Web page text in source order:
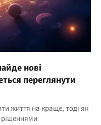
нові
переглянути
життя на краще, тоді як
рішеннями